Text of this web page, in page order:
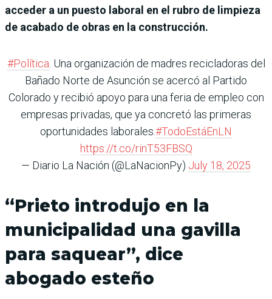
acceder a un puesto laboral en el rubro de limpieza
de acabado de obras en la construcción.
#Política . Una organización de madres recicladoras del
Bañado Norte de Asunción se acercó al Partido
Colorado y recibió apoyo para una feria de empleo con
empresas privadas, que ya concretó las primeras
oportunidades laborales.#TodoEstáEnLN
https://t.co/rinT53FBSQ
— Diario La Nación (@LaNacionPy) July 18, 2025
“Prieto introdujo en la
municipalidad una gavilla
para saquear”, dice
abogado esteño